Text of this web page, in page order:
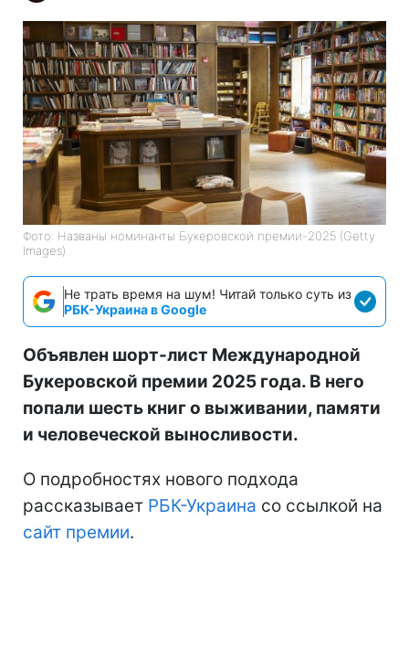
Фото: Названы номинанты Букеровской премии-2025 (Getty
Images)
Не трать время на шум! Читай только суть из
РБК-Украина в Google
Объявлен шорт-лист Международной
Букеровской премии 2025 года. В него
попали шесть книг о выживании, памяти
и человеческой выносливости.
О подробностях нового подхода
рассказывает РБК-Украина со ссылкой на
сайт премии.